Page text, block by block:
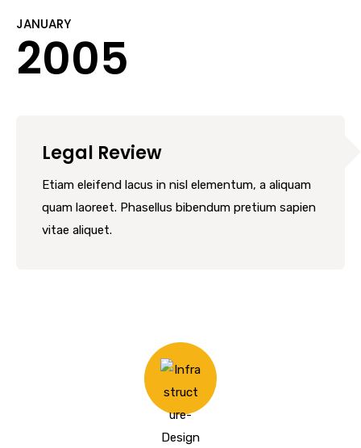
JANUARY
2005
Legal Review
Etiam eleifend lacus in nisl elementum, a aliquam
quam laoreet. Phasellus bibendum pretium sapien
vitae aliquet.